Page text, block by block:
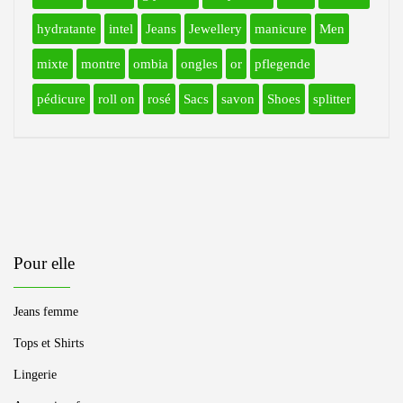
hydratante intel Jeans Jewellery manicure Men
mixte montre ombia ongles or pflegende
pédicure roll on rosé Sacs savon Shoes splitter
Pour elle
Jeans femme
Tops et Shirts
Lingerie